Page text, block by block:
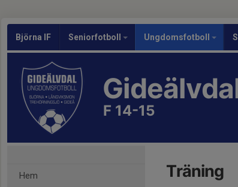
Björna IF Seniorfotboll Ungdomsfotboll
F 14-15
Hem Träning